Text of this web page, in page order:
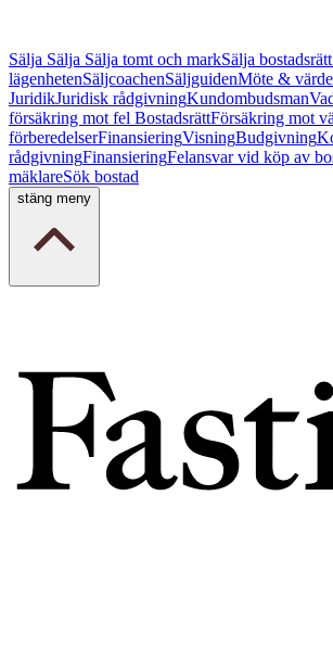
Sälja Sälja Sälja tomt och markSälja
lägenhetenSäljcoachenSäljguidenMöte &
JuridikJuridisk rådgivningKundombudsman
försäkring mot fel BostadsrättFörsäkring mot
förberedelserFinansieringVisningBudgivning
rådgivningFinansieringFelansvar vid köp av
mäklareSök bostad
stäng meny